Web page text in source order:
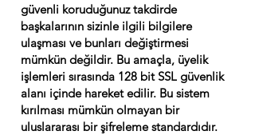
güvenli koruduğunuz takdirde
başkalarının sizinle ilgili bilgilere
ulaşması ve bunları değiştirmesi
mümkün değildir. Bu amaçla, üyelik
işlemleri sırasında 128 bit SSL güvenlik
alanı içinde hareket edilir. Bu sistem
kırılması mümkün olmayan bir
uluslararası bir şifreleme standardıdır.